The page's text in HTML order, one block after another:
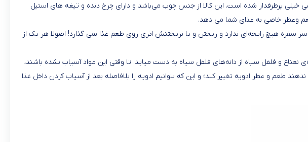
پرطرفدار شده است. این کالا از جنس چوب می‌باشد و دارای چرخ دنده و تیغه های استیل
وعطر خاصی به غذای شما می دهد.
سفره هیچ رایحه‌ای ندارد و ریختن و یا نریختنش اثری روی طعم غذا نمی گذارد! اصولا هر یک از
و فلفل سیاه از دانه‌های فلفل سیاه به دست میاید. تا وقتی این مواد آسیاب نشده باشند،
و عطر ادویه تغییر کند؛ و این که بتوانیم ادویه را بلافاصله بعد از آسیاب کردن داخل غذا